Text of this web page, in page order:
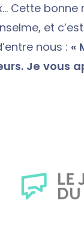
Cette
et
nous : «
Je vous